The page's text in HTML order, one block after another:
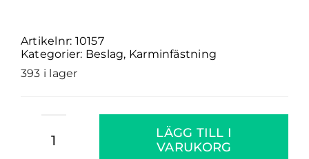
Artikelnr: 10157
Kategorier: Beslag, Karminfästning
393 i lager
mängd
LÄGG TILL I
VARUKORG